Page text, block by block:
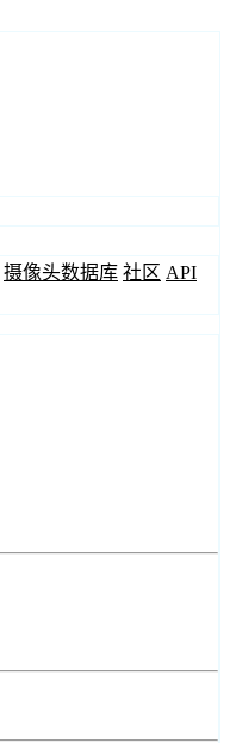
摄像头数据库 社区 API